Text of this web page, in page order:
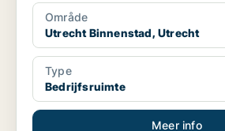
Område
Utrecht Binnenstad, Utrecht
Type
Bedrijfsruimte
Meer info